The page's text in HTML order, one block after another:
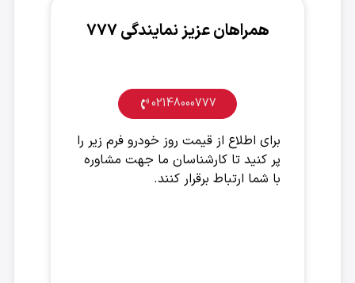
همراهان عزیز نمایندگی ۷۷۷
02148000777
برای اطلاع از قیمت روز خودرو فرم زیر را
پر کنید تا کارشناسان ما جهت مشاوره
با شما ارتباط برقرار کنند.